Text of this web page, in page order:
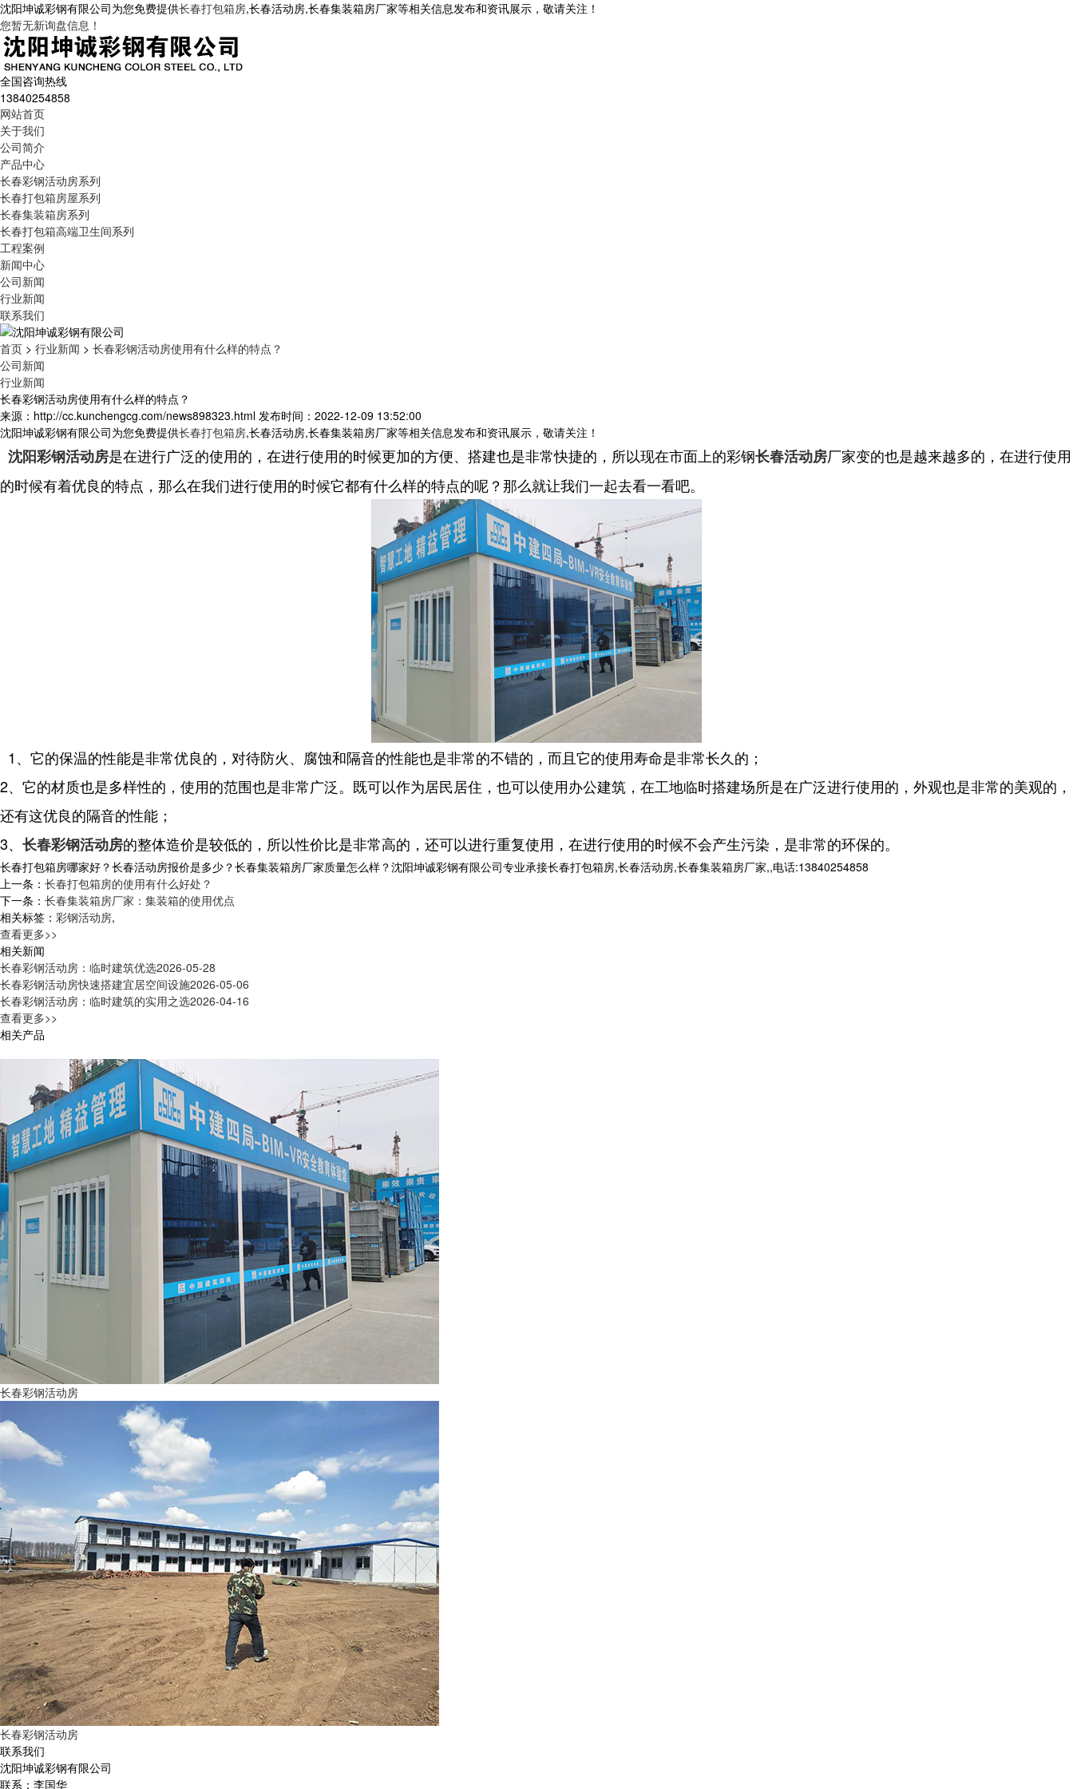
沈阳坤诚彩钢有限公司为您免费提供长春打包箱房,长春活动房,长春集装箱房厂家等相关信息发布和资讯展示，敬请关注！
您暂无新询盘信息！
全国咨询热线
13840254858
网站首页
关于我们
公司简介
产品中心
长春彩钢活动房系列
长春打包箱房屋系列
长春集装箱房系列
长春打包箱高端卫生间系列
工程案例
新闻中心
公司新闻
行业新闻
联系我们
首页 > 行业新闻 > 长春彩钢活动房使用有什么样的特点？
公司新闻
行业新闻
长春彩钢活动房使用有什么样的特点？
来源：http://cc.kunchengcg.com/news898323.html 发布时间：2022-12-09 13:52:00
沈阳坤诚彩钢有限公司为您免费提供长春打包箱房,长春活动房,长春集装箱房厂家等相关信息发布和资讯展示，敬请关注！
沈阳彩钢活动房是在进行广泛的使用的，在进行使用的时候更加的方便、搭建也是非常快捷的，所以现在市面上的彩钢长春活动房厂家变的也是越来越多的，在进行使用
的时候有着优良的特点，那么在我们进行使用的时候它都有什么样的特点的呢？那么就让我们一起去看一看吧。
1、它的保温的性能是非常优良的，对待防火、腐蚀和隔音的性能也是非常的不错的，而且它的使用寿命是非常长久的；
2、它的材质也是多样性的，使用的范围也是非常广泛。既可以作为居民居住，也可以使用办公建筑，在工地临时搭建场所是在广泛进行使用的，外观也是非常的美观的，
还有这优良的隔音的性能；
3、 长春彩钢活动房的整体造价是较低的，所以性价比是非常高的，还可以进行重复使用，在进行使用的时候不会产生污染，是非常的环保的。
长春打包箱房哪家好？长春活动房报价是多少？长春集装箱房厂家质量怎么样？沈阳坤诚彩钢有限公司专业承接长春打包箱房,长春活动房,长春集装箱房厂家,,电话:13840254858
上一条： 长春打包箱房的使用有什么好处？
下一条： 长春集装箱房厂家：集装箱的使用优点
相关标签： 彩钢活动房,
查看更多>>
相关新闻
长春彩钢活动房：临时建筑优选2026-05-28
长春彩钢活动房快速搭建宜居空间设施2026-05-06
长春彩钢活动房：临时建筑的实用之选2026-04-16
查看更多>>
相关产品
长春彩钢活动房
长春彩钢活动房
联系我们
沈阳坤诚彩钢有限公司
联系：李国华